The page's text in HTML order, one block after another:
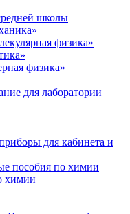
школы
физика»
физика»
для лаборатории
для кабинета и
пособия по химии
химии